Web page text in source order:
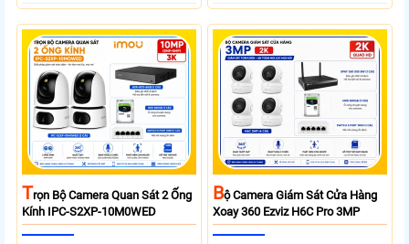
TRọn Bộ Camera Quan Sát 2 Ống
Kính IPC-S2XP-10M0WED
BỘ Camera Giám Sát Cửa Hàng
Xoay 360 Ezviz H6C Pro 3MP